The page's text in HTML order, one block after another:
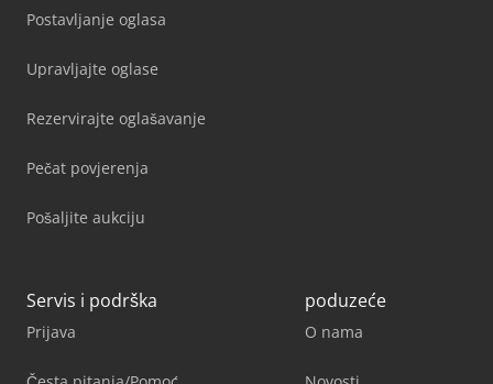
Postavljanje oglasa
Upravljajte oglase
Rezervirajte oglašavanje
Pečat povjerenja
Pošaljite aukciju
Servis i podrška
Prijava
poduzeće
O nama